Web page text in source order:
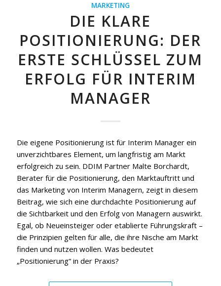
MARKETING
DIE KLARE
POSITIONIERUNG: DER
ERSTE SCHLÜSSEL ZUM
ERFOLG FÜR INTERIM
MANAGER
Die eigene Positionierung ist für Interim Manager ein
unverzichtbares Element, um langfristig am Markt
erfolgreich zu sein. DDIM Partner Malte Borchardt,
Berater für die Positionierung, den Marktauftritt und
das Marketing von Interim Managern, zeigt in diesem
Beitrag, wie sich eine durchdachte Positionierung auf
die Sichtbarkeit und den Erfolg von Managern auswirkt.
Egal, ob Neueinsteiger oder etablierte Führungskraft –
die Prinzipien gelten für alle, die ihre Nische am Markt
finden und nutzen wollen. Was bedeutet
„Positionierung“ in der Praxis?